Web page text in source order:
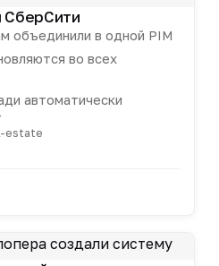
СберСити
объединили в одной PIM
во всех
автоматически
estate